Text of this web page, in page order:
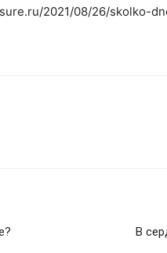
2021/08/26/skolko-
В